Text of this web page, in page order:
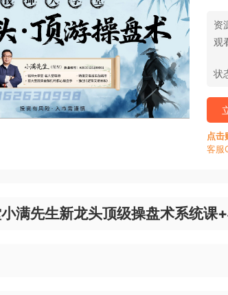
资
观
状
点击
客服
满先生新龙头顶级操盘术系统课